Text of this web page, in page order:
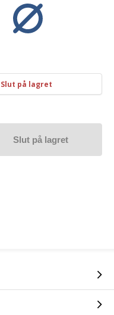
Slut på lagret
Slut på lagret